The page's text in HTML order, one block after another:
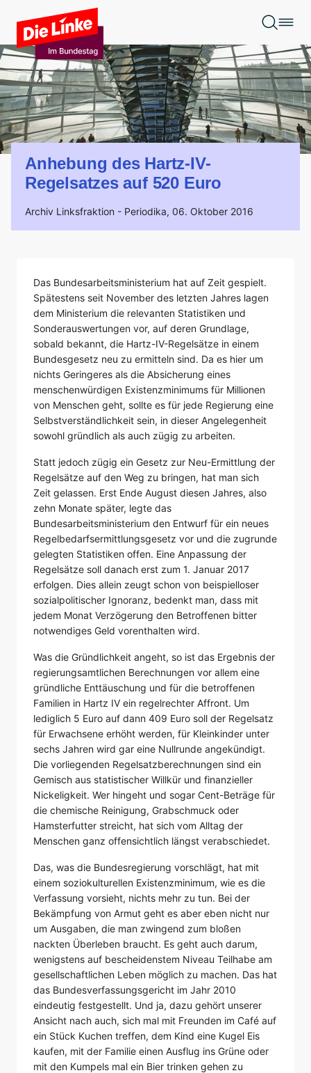
Zum Hauptinhalt springen
Anhebung des Hartz-IV-
Regelsatzes auf 520 Euro
Archiv Linksfraktion - Periodika, 06. Oktober 2016
Das Bundesarbeitsministerium hat auf Zeit gespielt.
Spätestens seit November des letzten Jahres lagen
dem Ministerium die relevanten Statistiken und
Sonderauswertungen vor, auf deren Grundlage,
sobald bekannt, die Hartz-IV-Regelsätze in einem
Bundesgesetz neu zu ermitteln sind. Da es hier um
nichts Geringeres als die Absicherung eines
menschenwürdigen Existenzminimums für Millionen
von Menschen geht, sollte es für jede Regierung eine
Selbstverständlichkeit sein, in dieser Angelegenheit
sowohl gründlich als auch zügig zu arbeiten.
Statt jedoch zügig ein Gesetz zur Neu-Ermittlung der
Regelsätze auf den Weg zu bringen, hat man sich
Zeit gelassen. Erst Ende August diesen Jahres, also
zehn Monate später, legte das
Bundesarbeitsministerium den Entwurf für ein neues
Regelbedarfsermittlungsgesetz vor und die zugrunde
gelegten Statistiken offen. Eine Anpassung der
Regelsätze soll danach erst zum 1. Januar 2017
erfolgen. Dies allein zeugt schon von beispielloser
sozialpolitischer Ignoranz, bedenkt man, dass mit
jedem Monat Verzögerung den Betroffenen bitter
notwendiges Geld vorenthalten wird.
Was die Gründlichkeit angeht, so ist das Ergebnis der
regierungsamtlichen Berechnungen vor allem eine
gründliche Enttäuschung und für die betroffenen
Familien in Hartz IV ein regelrechter Affront. Um
lediglich 5 Euro auf dann 409 Euro soll der Regelsatz
für Erwachsene erhöht werden, für Kleinkinder unter
sechs Jahren wird gar eine Nullrunde angekündigt.
Die vorliegenden Regelsatzberechnungen sind ein
Gemisch aus statistischer Willkür und finanzieller
Nickeligkeit. Wer hingeht und sogar Cent-Beträge für
die chemische Reinigung, Grabschmuck oder
Hamsterfutter streicht, hat sich vom Alltag der
Menschen ganz offensichtlich längst verabschiedet.
Das, was die Bundesregierung vorschlägt, hat mit
einem soziokulturellen Existenzminimum, wie es die
Verfassung vorsieht, nichts mehr zu tun. Bei der
Bekämpfung von Armut geht es aber eben nicht nur
um Ausgaben, die man zwingend zum bloßen
nackten Überleben braucht. Es geht auch darum,
wenigstens auf bescheidenstem Niveau Teilhabe am
gesellschaftlichen Leben möglich zu machen. Das hat
das Bundesverfassungsgericht im Jahr 2010
eindeutig festgestellt. Und ja, dazu gehört unserer
Ansicht nach auch, sich mal mit Freunden im Café auf
ein Stück Kuchen treffen, dem Kind eine Kugel Eis
kaufen, mit der Familie einen Ausflug ins Grüne oder
mit den Kumpels mal ein Bier trinken gehen zu